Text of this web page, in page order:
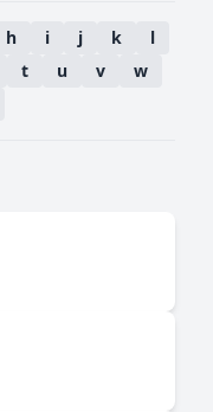
h i j k
l
t u v
w